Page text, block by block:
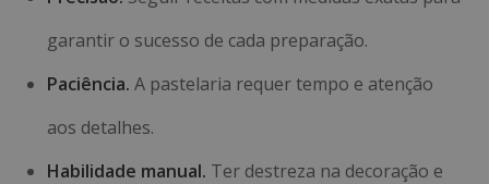
garantir o sucesso de cada preparação.
Paciência. A pastelaria requer tempo e atenção
aos detalhes.
Habilidade manual. Ter destreza na decoração e